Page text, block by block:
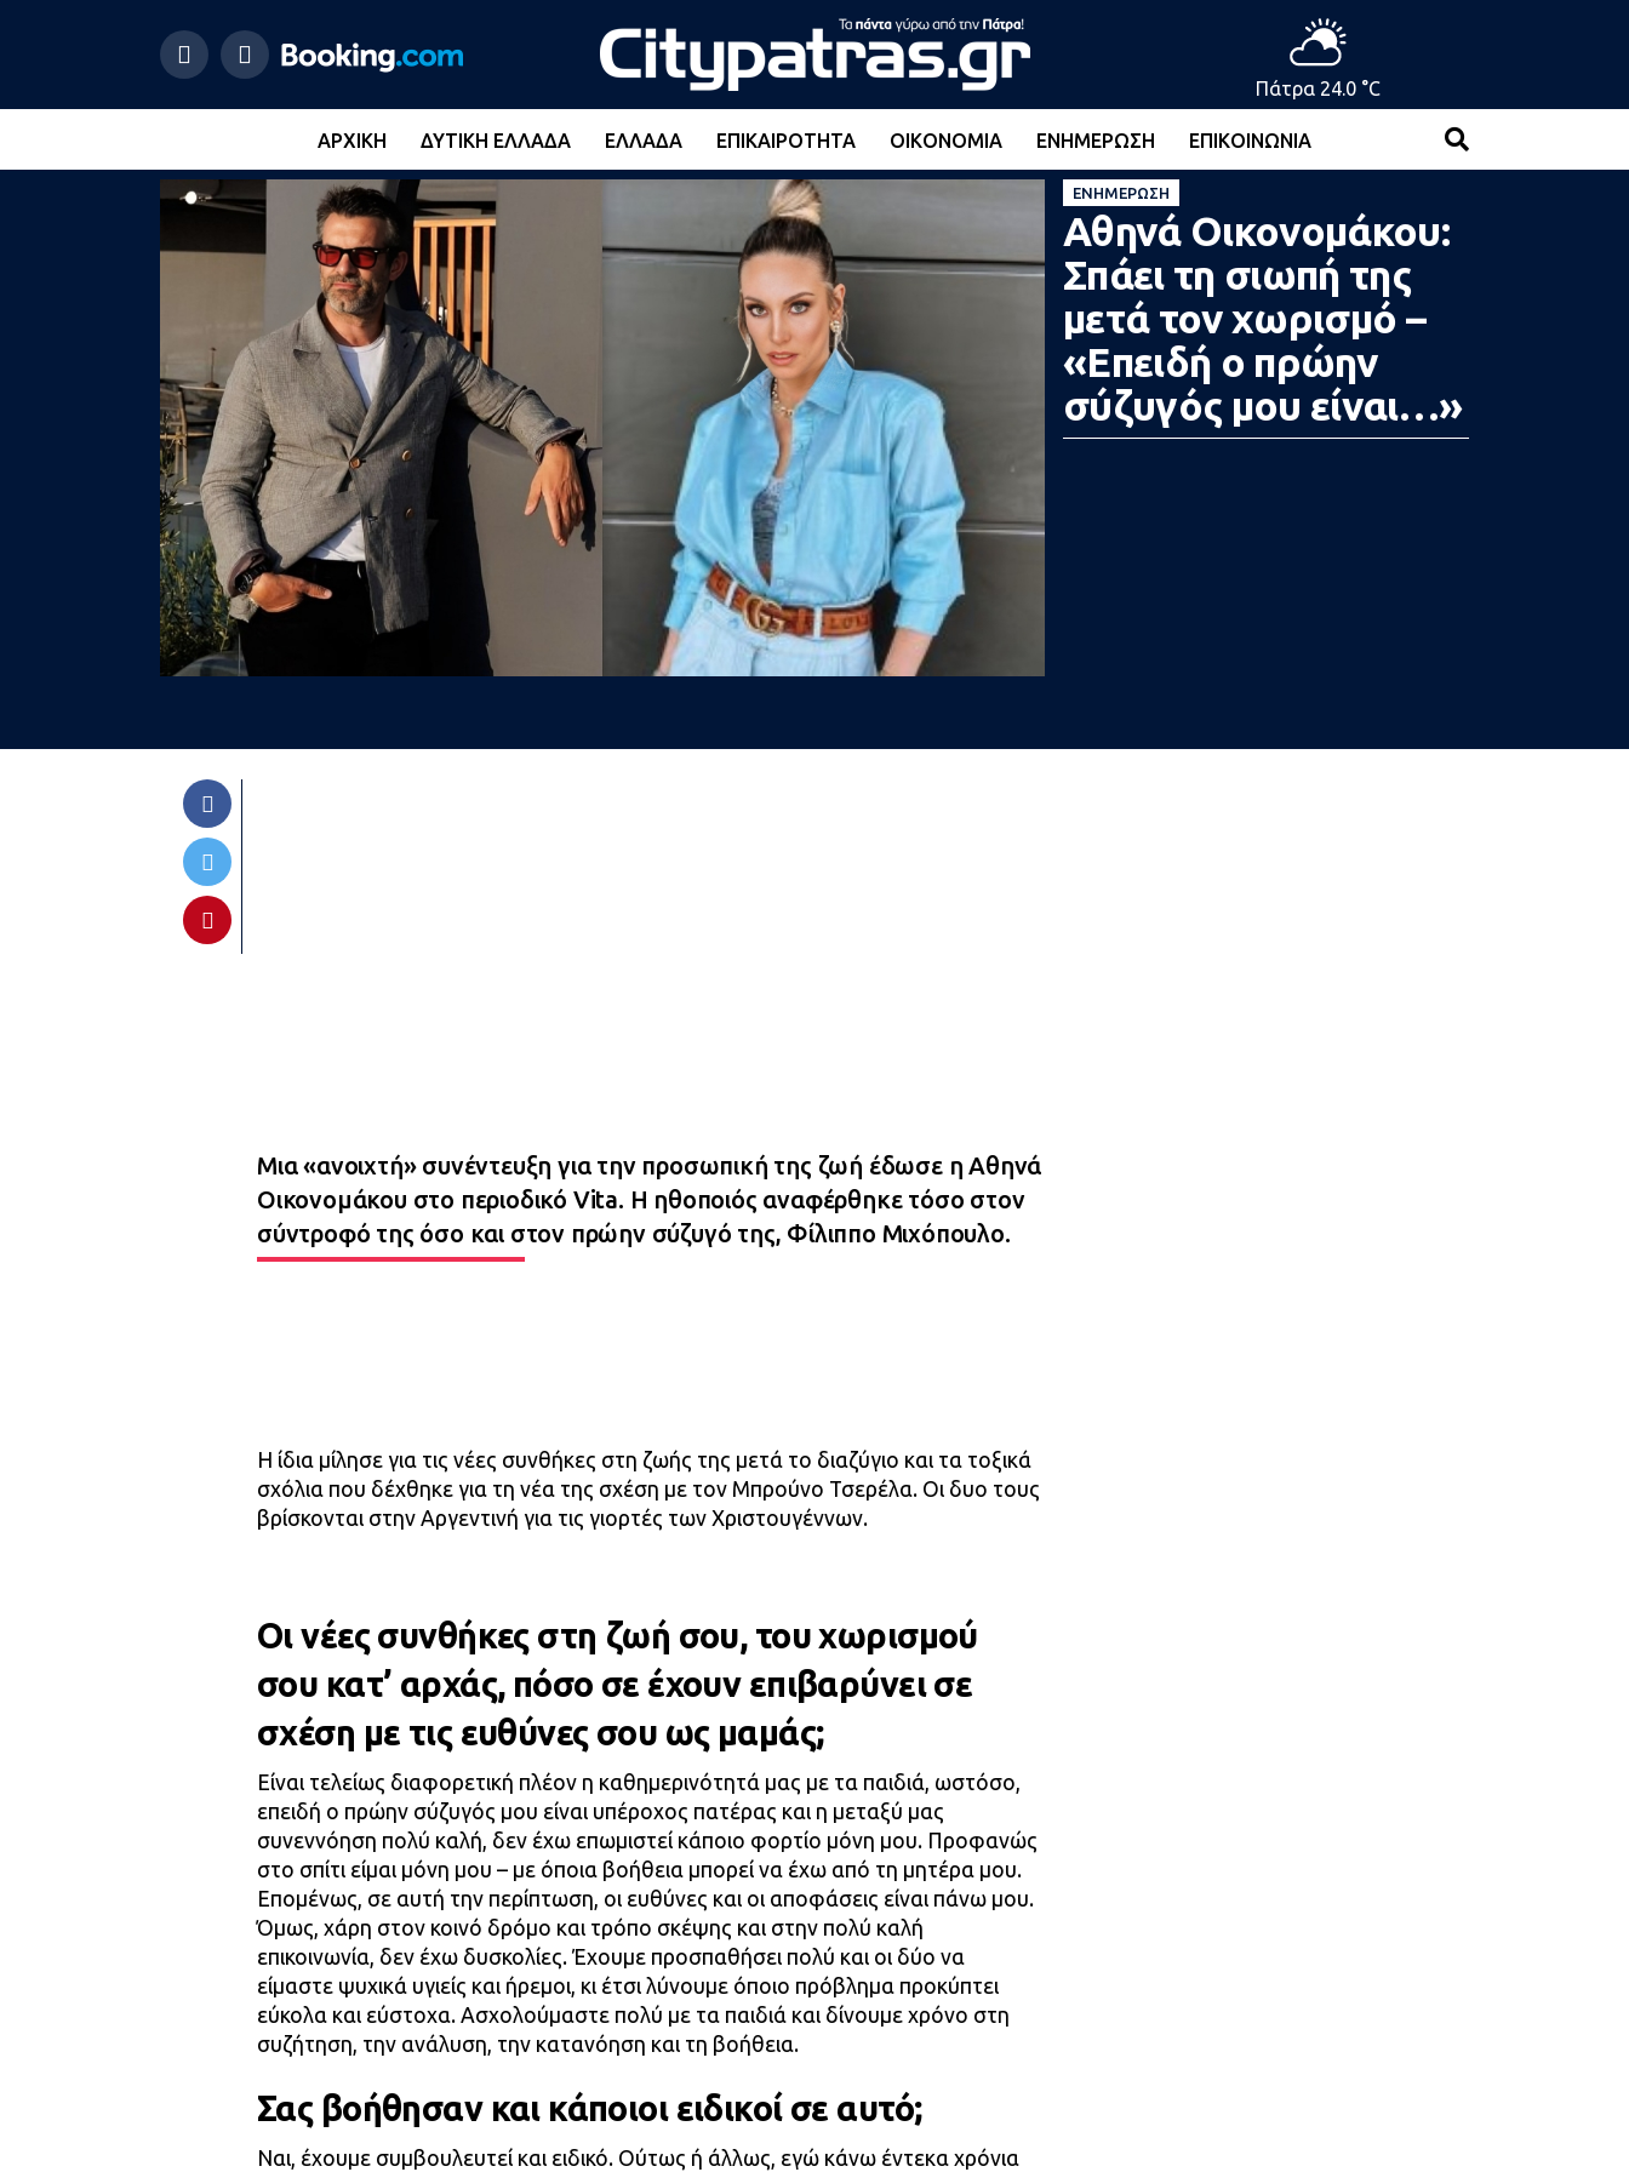
Πάτρα 24.0 °C
ΑΡΧΙΚΉ ΔΥΤΙΚΉ ΕΛΛΆΔΑ ΕΛΛΆΔΑ ΕΠΙΚΑΙΡΌΤΗΤΑ ΟΙΚΟΝΟΜΊΑ ΕΝΗΜΈΡΩΣΗ ΕΠΙΚΟΙΝΩΝΊΑ
ΕΝΗΜΈΡΩΣΗ
Αθηνά Οικονομάκου:
Σπάει τη σιωπή της
μετά τον χωρισμό –
«Επειδή ο πρώην
σύζυγός μου είναι…»
Μια «ανοιχτή» συνέντευξη για την προσωπική της ζωή έδωσε η Αθηνά
Οικονομάκου στο περιοδικό Vita. Η ηθοποιός αναφέρθηκε τόσο στον
σύντροφό της όσο και στον πρώην σύζυγό της, Φίλιππο Μιχόπουλο.
Η ίδια μίλησε για τις νέες συνθήκες στη ζωής της μετά το διαζύγιο και τα τοξικά
σχόλια που δέχθηκε για τη νέα της σχέση με τον Μπρούνο Τσερέλα. Οι δυο τους
βρίσκονται στην Αργεντινή για τις γιορτές των Χριστουγέννων.
Οι νέες συνθήκες στη ζωή σου, του χωρισμού
σου κατ’ αρχάς, πόσο σε έχουν επιβαρύνει σε
σχέση με τις ευθύνες σου ως μαμάς;
Είναι τελείως διαφορετική πλέον η καθημερινότητά μας με τα παιδιά, ωστόσο,
επειδή ο πρώην σύζυγός μου είναι υπέροχος πατέρας και η μεταξύ μας
συνεννόηση πολύ καλή, δεν έχω επωμιστεί κάποιο φορτίο μόνη μου. Προφανώς
στο σπίτι είμαι μόνη μου – με όποια βοήθεια μπορεί να έχω από τη μητέρα μου.
Επομένως, σε αυτή την περίπτωση, οι ευθύνες και οι αποφάσεις είναι πάνω μου.
Όμως, χάρη στον κοινό δρόμο και τρόπο σκέψης και στην πολύ καλή
επικοινωνία, δεν έχω δυσκολίες. Έχουμε προσπαθήσει πολύ και οι δύο να
είμαστε ψυχικά υγιείς και ήρεμοι, κι έτσι λύνουμε όποιο πρόβλημα προκύπτει
εύκολα και εύστοχα. Ασχολούμαστε πολύ με τα παιδιά και δίνουμε χρόνο στη
συζήτηση, την ανάλυση, την κατανόηση και τη βοήθεια.
Σας βοήθησαν και κάποιοι ειδικοί σε αυτό;
Ναι, έχουμε συμβουλευτεί και ειδικό. Ούτως ή άλλως, εγώ κάνω έντεκα χρόνια